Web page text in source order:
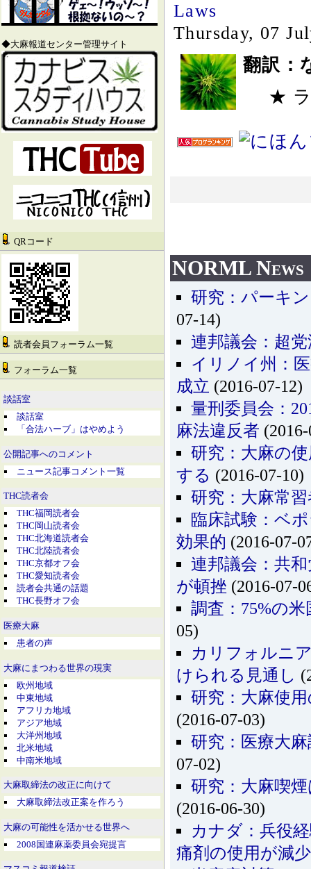
◆大麻報道センター管理サイト
QRコード
読者会員フォーラム一覧
フォーラム一覧
談話室
談話室
「合法ハーブ」はやめよう
公開記事へのコメント
ニュース記事コメント一覧
THC読者会
THC福岡読者会
THC岡山読者会
THC北海道読者会
THC北陸読者会
THC京都オフ会
THC愛知読者会
読者会共通の話題
THC長野オフ会
医療大麻
患者の声
大麻にまつわる世界の現実
欧州地域
中東地域
アフリカ地域
アジア地域
大洋州地域
北米地域
中南米地域
大麻取締法の改正に向けて
大麻取締法改正案を作ろう
大麻の可能性を活かせる世界へ
2008国連麻薬委員会宛提言
Laws
Thursday, 07
翻訳：
★ ラ
NORML News
研究：パーキ
07-14)
連邦議会：超
イリノイ州：
成立 (2016-07-12)
量刑委員会：
麻法違反者
研究：大麻の
する (2016-07-10)
研究：大麻常
臨床試験：ベ
効果的 (2016-07-
連邦議会：共
が頓挫 (2016-07-
調査：75%の
05)
カリフォルニ
けられる見通し
研究：大麻使
(2016-07-03)
研究：医療大
07-02)
研究：大麻喫
(2016-06-30)
カナダ：兵役
痛剤の使用が減少